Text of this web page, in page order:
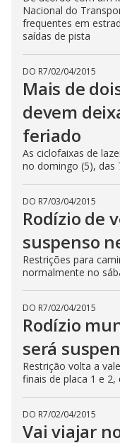
Nacional do
frequentes em
saídas de pista
DO R7/02/04/2015
Mais de
devem
feriado
As ciclofaixas de
no domingo (5), das
DO R7/03/04/2015
Rodízio de
suspenso
Restrições para
normalmente no
DO R7/02/04/2015
Rodízio
será
Restrição volta a
finais de placa 1 e 2,
DO R7/02/04/2015
Vai viajar